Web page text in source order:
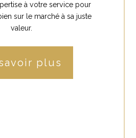
à votre service pour
sur le marché à sa juste
valeur.
plus